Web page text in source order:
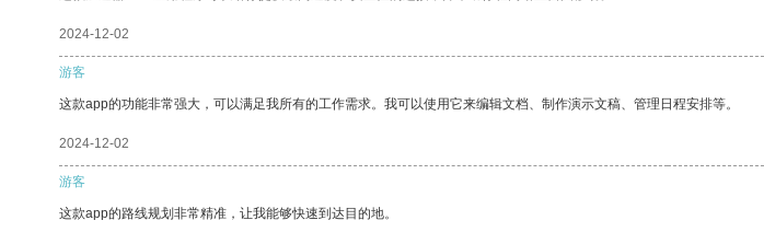
2024-12-02
游客
这款app的功能非常强大，可以满足我所有的工作需求。我可以使用它来编辑文档、制作演示文稿、管理日程安排等。
2024-12-02
游客
这款app的路线规划非常精准，让我能够快速到达目的地。